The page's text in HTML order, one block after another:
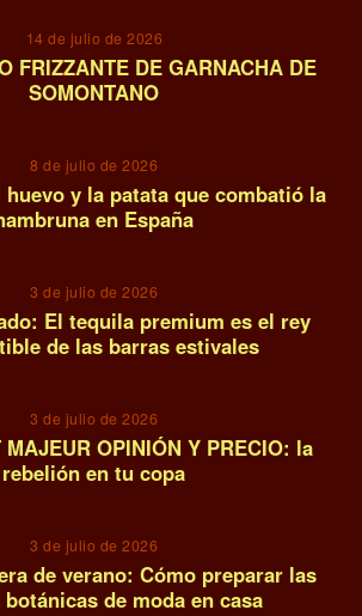
14 de julio de 2026
FRIZZANTE DE GARNACHA DE
SOMONTANO
8 de julio de 2026
y la patata que combatió la
en España
3 de julio de 2026
El tequila premium es el rey
de las barras estivales
3 de julio de 2026
MAJEUR OPINIÓN Y PRECIO: la
rebelión en tu copa
3 de julio de 2026
de verano: Cómo preparar las
de moda en casa